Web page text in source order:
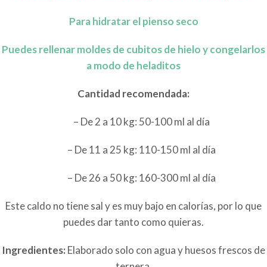
Para hidratar el pienso seco
Puedes rellenar moldes de cubitos de hielo y congelarlos
a modo de heladitos
Cantidad recomendada:
– De 2 a 10 kg: 50-100 ml al día
– De 11 a 25 kg: 110-150 ml al día
– De 26 a 50 kg: 160-300 ml al día
Este caldo no tiene sal y es muy bajo en calorías, por lo que
puedes dar tanto como quieras.
Ingredientes: Elaborado solo con agua y huesos frescos de